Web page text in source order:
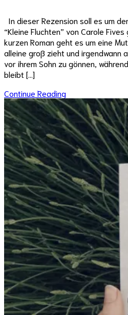
In dieser Rezension soll es um
“Kleine Fluchten” von Carole
kurzen Roman geht es um eine
alleine groß zieht und irgendwann
vor ihrem Sohn zu gönnen,
bleibt […]
Continue Reading